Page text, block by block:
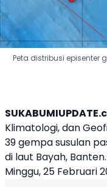
Peta distribusi episenter
Klimatologi, dan
39 gempa susulan
di laut Bayah,
Minggu, 25 Februari